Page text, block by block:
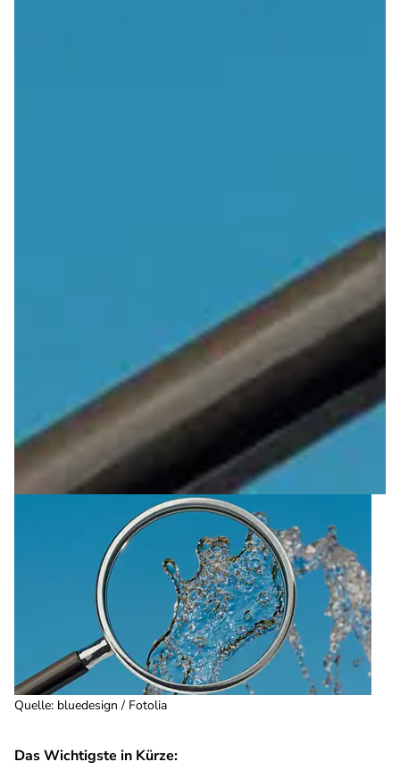
Quelle: bluedesign / Fotolia
Das Wichtigste in Kürze: